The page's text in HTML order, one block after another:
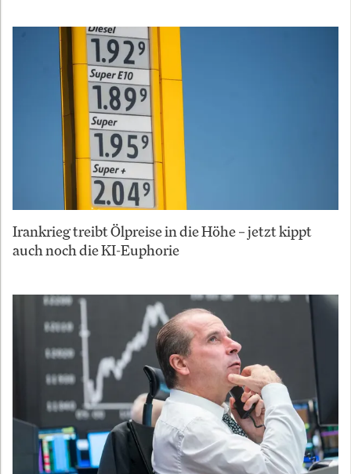
Irankrieg treibt Ölpreise in die Höhe – jetzt kippt
auch noch die KI-Euphorie